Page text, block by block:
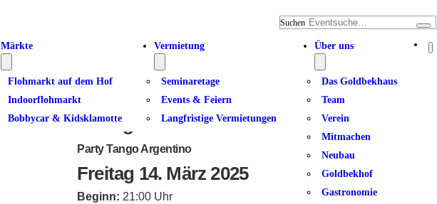
Suchen
Märkte
Flohmarkt auf dem Hof
Indoorflohmarkt
Bobbycar & Kidsklamotte
Vermietung
Seminaretage
Events & Feiern
Langfristige Vermietungen
Über uns
Das Goldbekhaus
Team
Verein
Mitmachen
Neubau
Goldbekhof
Gastronomie
Milonga
Party Tango Argentino
Freitag 14. März 2025
Beginn: 21:00 Uhr